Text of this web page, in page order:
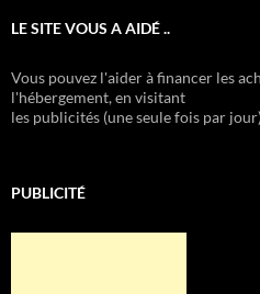
LE SITE VOUS A AIDÉ ..
Vous pouvez l'aider à financer les
l'hébergement, en visitant
les publicités (une seule fois par
PUBLICITÉ